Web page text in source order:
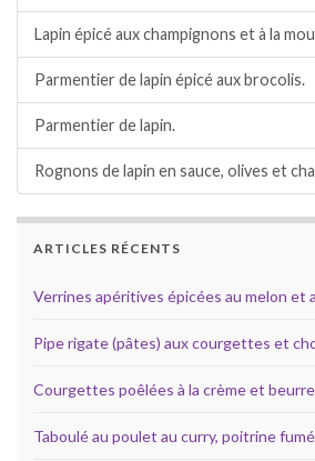
Lapin épicé aux champignons et à la
Parmentier de lapin épicé aux brocolis.
Parmentier de lapin.
Rognons de lapin en sauce, olives et
ARTICLES RÉCENTS
Verrines apéritives épicées au melon et
Pipe rigate (pâtes) aux courgettes et
Courgettes poêlées à la crème et
Taboulé au poulet au curry, poitrine